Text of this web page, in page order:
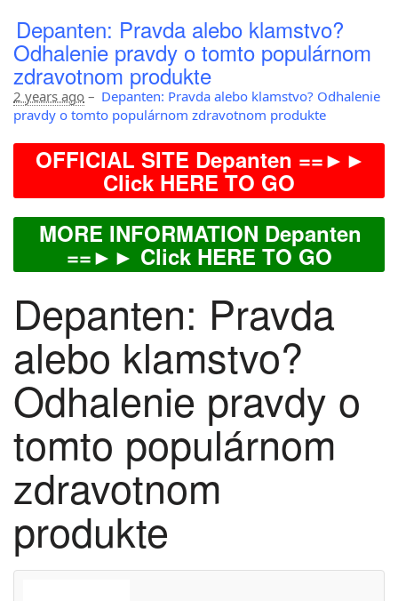
Depanten: Pravda alebo klamstvo?
Odhalenie pravdy o tomto populárnom
zdravotnom produkte
2 years ago – Depanten: Pravda alebo klamstvo? Odhalenie
pravdy o tomto populárnom zdravotnom produkte
OFFICIAL SITE Depanten ==►►
Click HERE TO GO
MORE INFORMATION Depanten
==►► Click HERE TO GO
Depanten: Pravda
alebo klamstvo?
Odhalenie pravdy o
tomto populárnom
zdravotnom
produkte